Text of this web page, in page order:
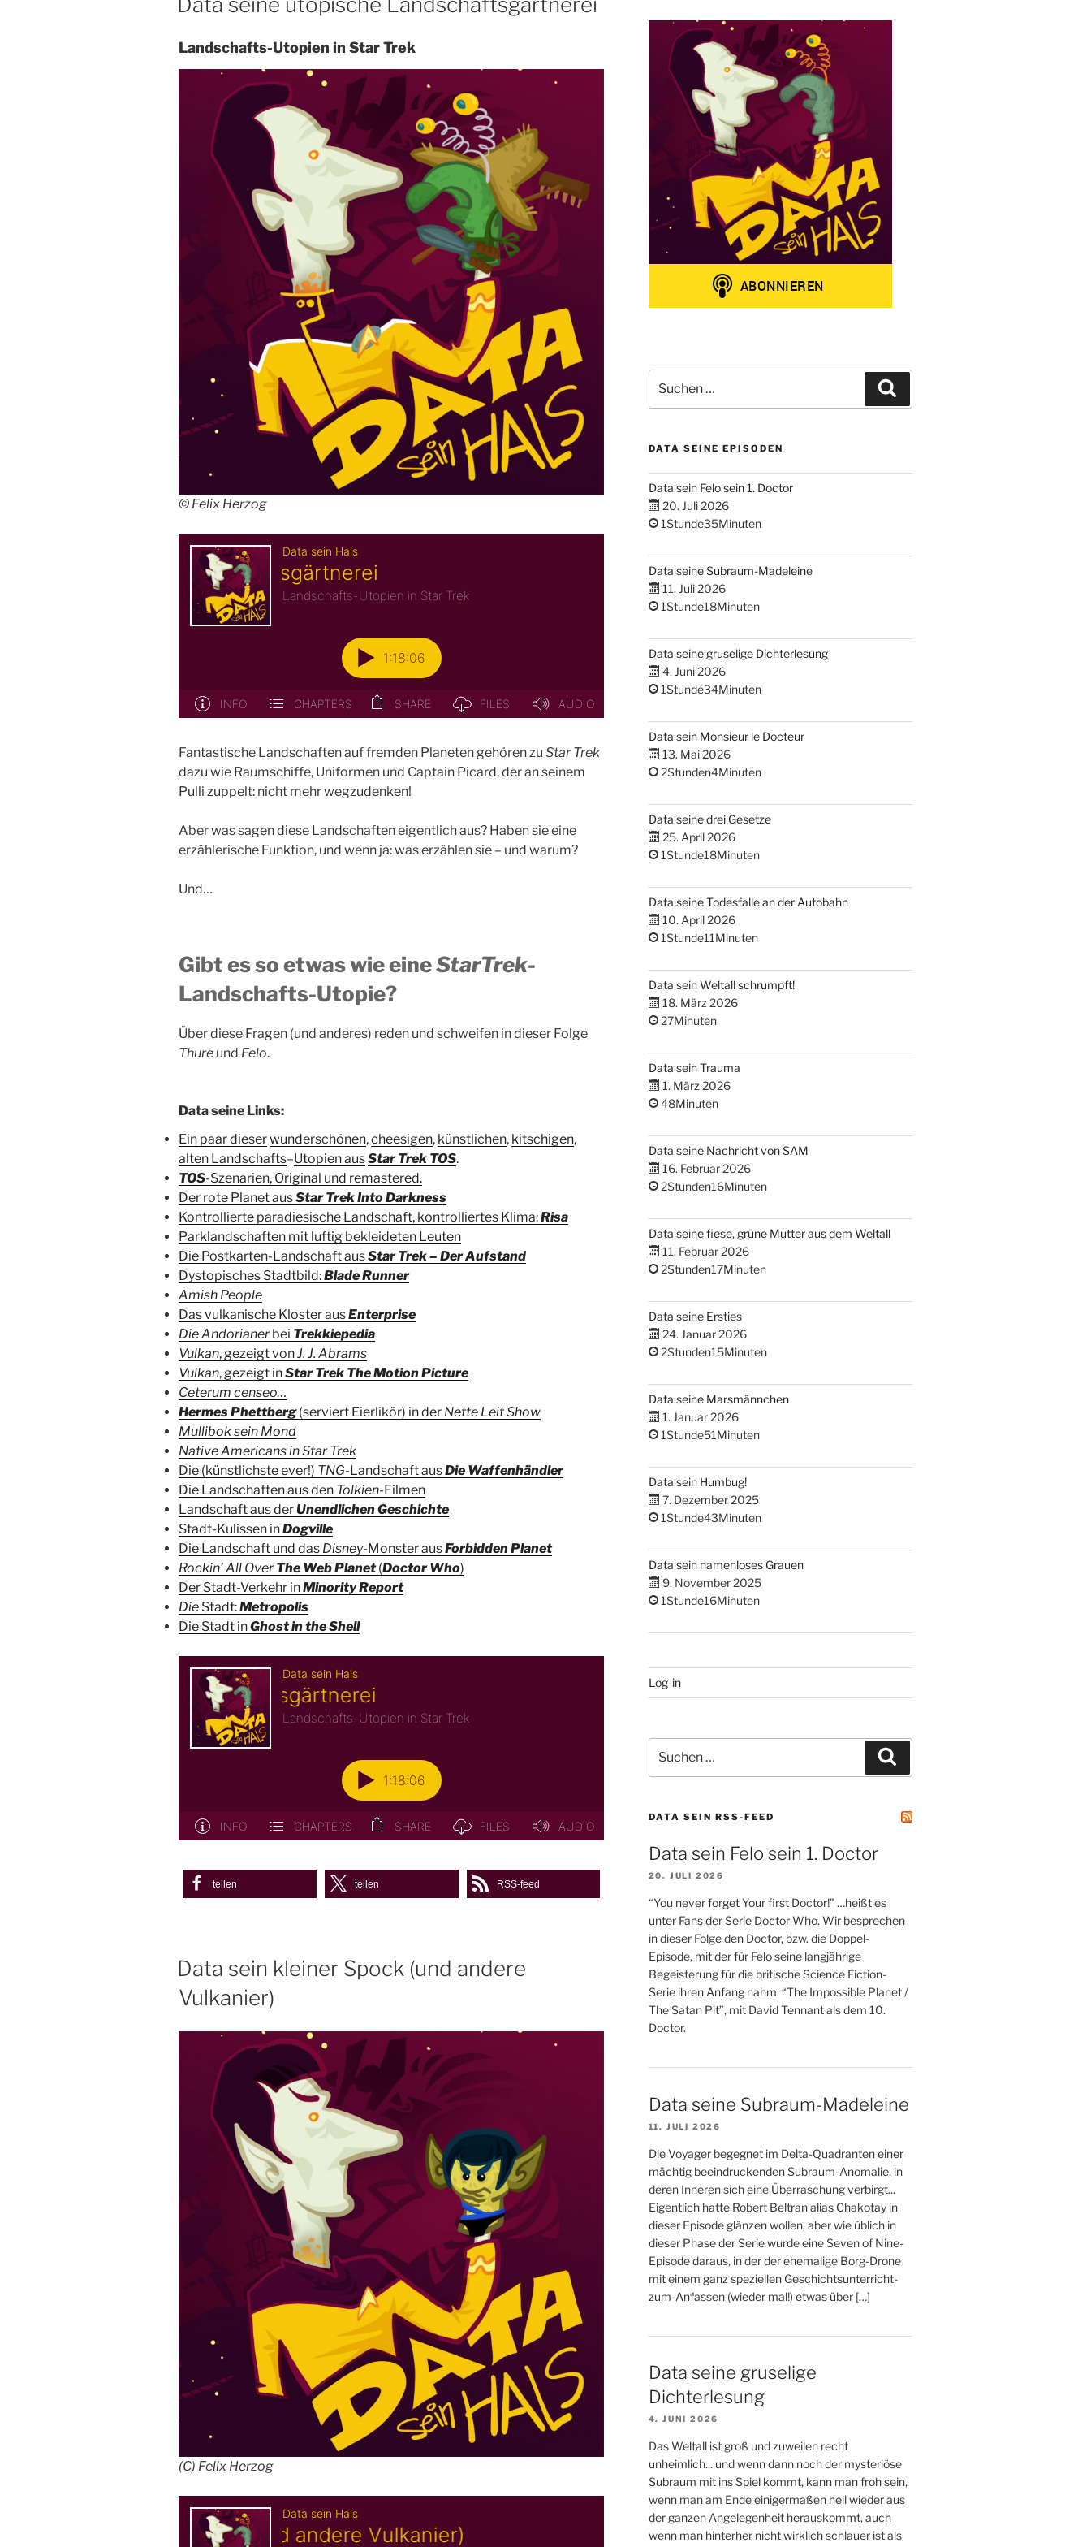
Landschafts-Utopien in Star Trek
© Felix Herzog
Fantastische Landschaften auf fremden Planeten gehören zu Star Trek
dazu wie Raumschiffe, Uniformen und Captain Picard, der an seinem
Pulli zuppelt: nicht mehr wegzudenken!
Aber was sagen diese Landschaften eigentlich aus? Haben sie eine
erzählerische Funktion, und wenn ja: was erzählen sie – und warum?
Und…
Gibt es so etwas wie eineStarTrek-
Landschafts-Utopie?
Über diese Fragen (und anderes) reden und schweifen in dieser Folge
Thure und Felo.
Data seine Links:
Ein paar dieserwunderschönen,cheesigen, künstlichen, kitschigen,
alten Landschafts–Utopien ausStar Trek TOS.
TOS-Szenarien, Original und remastered.
Der rote Planet ausStar Trek Into Darkness
Kontrollierte paradiesische Landschaft, kontrolliertes Klima:Risa
Parklandschaften mit luftig bekleideten Leuten
Die Postkarten-Landschaft ausStar Trek – Der Aufstand
Dystopisches Stadtbild:Blade Runner
Amish People
Das vulkanische Kloster ausEnterprise
Die Andorianerbei Trekkiepedia
Vulkan, gezeigt vonJ. J. Abrams
Vulkan, gezeigt inStar Trek The Motion Picture
Ceterum censeo…
Hermes Phettberg(serviert Eierlikör) in der Nette Leit Show
Mullibok sein Mond
Native Americans in Star Trek
Die (künstlichste ever!) TNG-Landschaft ausDie Waffenhändler
Die Landschaften aus den Tolkien-Filmen
Landschaft aus derUnendlichen Geschichte
Stadt-Kulissen inDogville
Die Landschaft und das Disney-Monster ausForbidden Planet
Rockin’ All OverThe Web Planet(Doctor Who)
Der Stadt-Verkehr inMinority Report
Die Stadt:Metropolis
Die Stadt inGhost in the Shell
teilen teilen RSS-feed
Data sein kleiner Spock (und andere
Vulkanier)
(C) Felix Herzog
nach:
DATA SEINE EPISODEN
Data sein Felo sein 1. Doctor
20. Juli 2026
1Stunde35Minuten
Data seine Subraum-Madeleine
11. Juli 2026
1Stunde18Minuten
Data seine gruselige Dichterlesung
4. Juni 2026
1Stunde34Minuten
Data sein Monsieur le Docteur
13. Mai 2026
2Stunden4Minuten
Data seine drei Gesetze
25. April 2026
1Stunde18Minuten
Data seine Todesfalle an der Autobahn
10. April 2026
1Stunde11Minuten
Data sein Weltall schrumpft!
18. März 2026
27Minuten
Data sein Trauma
1. März 2026
48Minuten
Data seine Nachricht von SAM
16. Februar 2026
2Stunden16Minuten
Data seine fiese, grüne Mutter aus dem Weltall
11. Februar 2026
2Stunden17Minuten
Data seine Ersties
24. Januar 2026
2Stunden15Minuten
Data seine Marsmännchen
1. Januar 2026
1Stunde51Minuten
Data sein Humbug!
7. Dezember 2025
1Stunde43Minuten
Data sein namenloses Grauen
9. November 2025
1Stunde16Minuten
Log-in
nach:
DATA SEIN RSS-FEED
Data sein Felo sein 1. Doctor
20. JULI 2026
“You never forget Your first Doctor!” …heißt es
unter Fans der Serie Doctor Who. Wir besprechen
in dieser Folge den Doctor, bzw. die Doppel-
Episode, mit der für Felo seine langjährige
Begeisterung für die britische Science Fiction-
Serie ihren Anfang nahm: “The Impossible Planet /
The Satan Pit”, mit David Tennant als dem 10.
Doctor.
Data seine Subraum-Madeleine
11. JULI 2026
Die Voyager begegnet im Delta-Quadranten einer
mächtig beeindruckenden Subraum-Anomalie, in
deren Inneren sich eine Überraschung verbirgt...
Eigentlich hatte Robert Beltran alias Chakotay in
dieser Episode glänzen wollen, aber wie üblich in
dieser Phase der Serie wurde eine Seven of Nine-
Episode daraus, in der der ehemalige Borg-Drone
mit einem ganz speziellen Geschichtsunterricht-
zum-Anfassen (wieder mal!) etwas über […]
Data seine gruselige
Dichterlesung
4. JUNI 2026
Das Weltall ist groß und zuweilen recht
unheimlich... und wenn dann noch der mysteriöse
Subraum mit ins Spiel kommt, kann man froh sein,
wenn man am Ende einigermaßen heil wieder aus
der ganzen Angelegenheit herauskommt, auch
wenn man hinterher nicht wirklich schlauer ist als